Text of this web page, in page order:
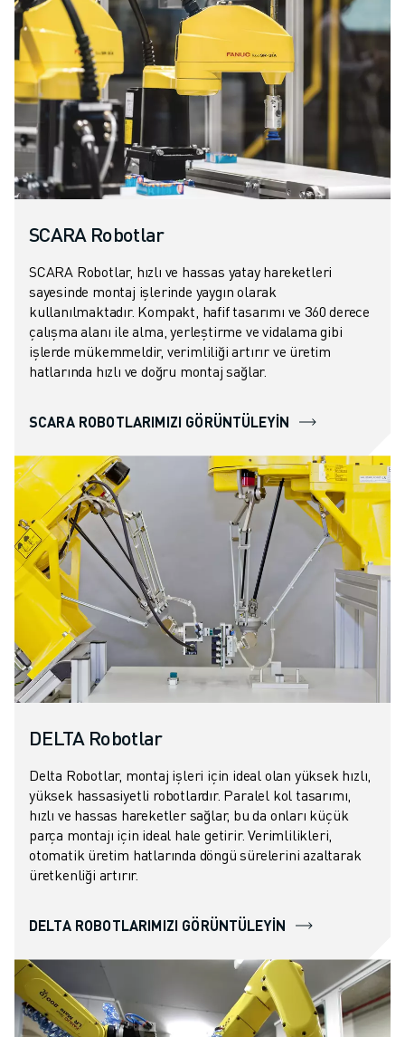
SCARA Robotlar
SCARA Robotlar, hızlı ve hassas yatay hareketleri
sayesinde montaj işlerinde yaygın olarak
kullanılmaktadır. Kompakt, hafif tasarımı ve 360 derece
çalışma alanı ile alma, yerleştirme ve vidalama gibi
işlerde mükemmeldir, verimliliği artırır ve üretim
hatlarında hızlı ve doğru montaj sağlar.
SCARA ROBOTLARIMIZI GÖRÜNTÜLEYIN
DELTA Robotlar
Delta Robotlar, montaj işleri için ideal olan yüksek hızlı,
yüksek hassasiyetli robotlardır. Paralel kol tasarımı,
hızlı ve hassas hareketler sağlar, bu da onları küçük
parça montajı için ideal hale getirir. Verimlilikleri,
otomatik üretim hatlarında döngü sürelerini azaltarak
üretkenliği artırır.
DELTA ROBOTLARIMIZI GÖRÜNTÜLEYIN